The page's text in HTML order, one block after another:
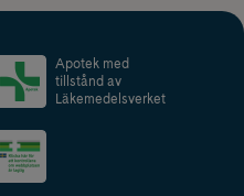
Apotek med
tillstånd av
Läkemedelsverket